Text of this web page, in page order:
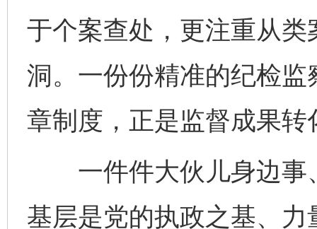
于个案查处，更注重从
洞。一份份精准的纪检
章制度，正是监督成果
一件件大伙儿身边事
基层是党的执政之基、